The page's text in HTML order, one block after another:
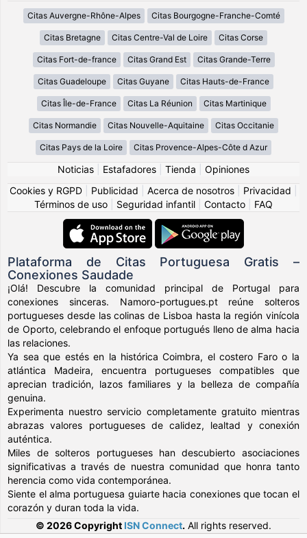
Citas Auvergne-Rhône-Alpes Citas Bourgogne-Franche-Comté
Citas Bretagne Citas Centre-Val de Loire Citas Corse
Citas Fort-de-france Citas Grand Est Citas Grande-Terre
Citas Guadeloupe Citas Guyane Citas Hauts-de-France
Citas Île-de-France Citas La Réunion Citas Martinique
Citas Normandie Citas Nouvelle-Aquitaine Citas Occitanie
Citas Pays de la Loire Citas Provence-Alpes-Côte d Azur
Noticias Estafadores Tienda
Opiniones
Cookies y RGPD
Publicidad Acerca de nosotros Privacidad
Términos de uso
Seguridad infantil Contacto FAQ
Plataforma de Citas Portuguesa Gratis –
Conexiones Saudade
¡Olá! Descubre la comunidad principal de Portugal para
conexiones sinceras. Namoro-portugues.pt reúne solteros
portugueses desde las colinas de Lisboa hasta la región vinícola
de Oporto, celebrando el enfoque portugués lleno de alma hacia
las relaciones.
Ya sea que estés en la histórica Coimbra, el costero Faro o la
atlántica Madeira, encuentra portugueses compatibles que
aprecian tradición, lazos familiares y la belleza de compañía
genuina.
Experimenta nuestro servicio completamente gratuito mientras
abrazas valores portugueses de calidez, lealtad y conexión
auténtica.
Miles de solteros portugueses han descubierto asociaciones
significativas a través de nuestra comunidad que honra tanto
herencia como vida contemporánea.
Siente el alma portuguesa guiarte hacia conexiones que tocan el
corazón y duran toda la vida.
© 2026 Copyright ISN Connect. All rights reserved.